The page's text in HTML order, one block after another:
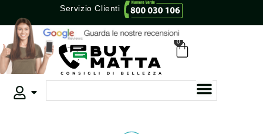
Servizio Clienti
0